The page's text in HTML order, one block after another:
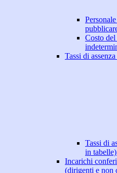
Costo del
Tassi di assenza
Tassi di
in tabelle)
Incarichi
(dirigenti e non